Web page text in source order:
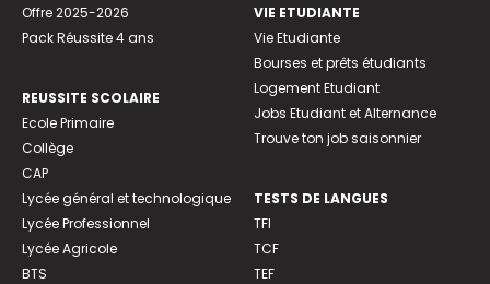
Offre 2025-2026
Pack Réussite 4 ans
REUSSITE SCOLAIRE
Ecole Primaire
Collège
CAP
Lycée général et technologique
Lycée Professionnel
Lycée Agricole
BTS
VIE ETUDIANTE
Vie Etudiante
Bourses et prêts étudiants
Logement Etudiant
Jobs Etudiant et Alternance
Trouve ton job saisonnier
TESTS DE LANGUES
TFI
TCF
TEF